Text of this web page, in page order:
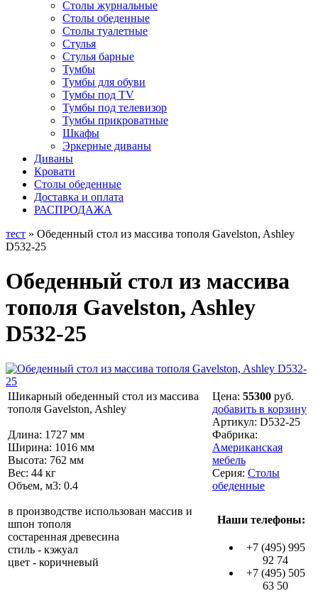
Столы журнальные
Столы обеденные
Столы туалетные
Стулья
Стулья барные
Тумбы
Тумбы для обуви
Тумбы под TV
Тумбы под телевизор
Тумбы прикроватные
Шкафы
Эркерные диваны
Диваны
Кровати
Столы обеденные
Доставка и оплата
РАСПРОДАЖА
тест » Обеденный стол из массива тополя Gavelston, Ashley
D532-25
Обеденный стол из массива
тополя Gavelston, Ashley
D532-25
Шикарный обеденный стол из массива
тополя Gavelston, Ashley
Длина: 1727 мм
Ширина: 1016 мм
Высота: 762 мм
Вес: 44 кг
Объем, м3: 0.4
в производстве использован массив и
шпон тополя
состаренная древесина
стиль - кэжуал
цвет - коричневый
Цена: 55300 руб.
добавить в корзину
Артикул: D532-25
Фабрика:
Американская
мебель
Серия: Столы
обеденные
Наши телефоны:
+7 (495) 995
92 74
+7 (495) 505
63 50